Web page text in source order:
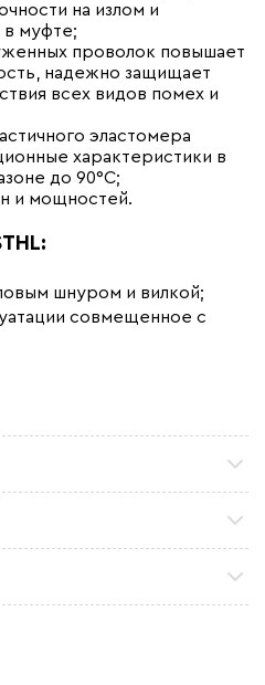
на излом и
в муфте;
проволок повышает
надежно защищает
всех видов помех и
эластомера
характеристики в
до 90°С;
и мощностей.
шнуром и вилкой;
совмещенное с
- Секции STHL
- Секции STHL
для очистных
по цене и срокам